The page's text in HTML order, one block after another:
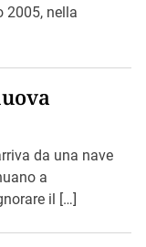
2005, nella
da una nave
a
il […]